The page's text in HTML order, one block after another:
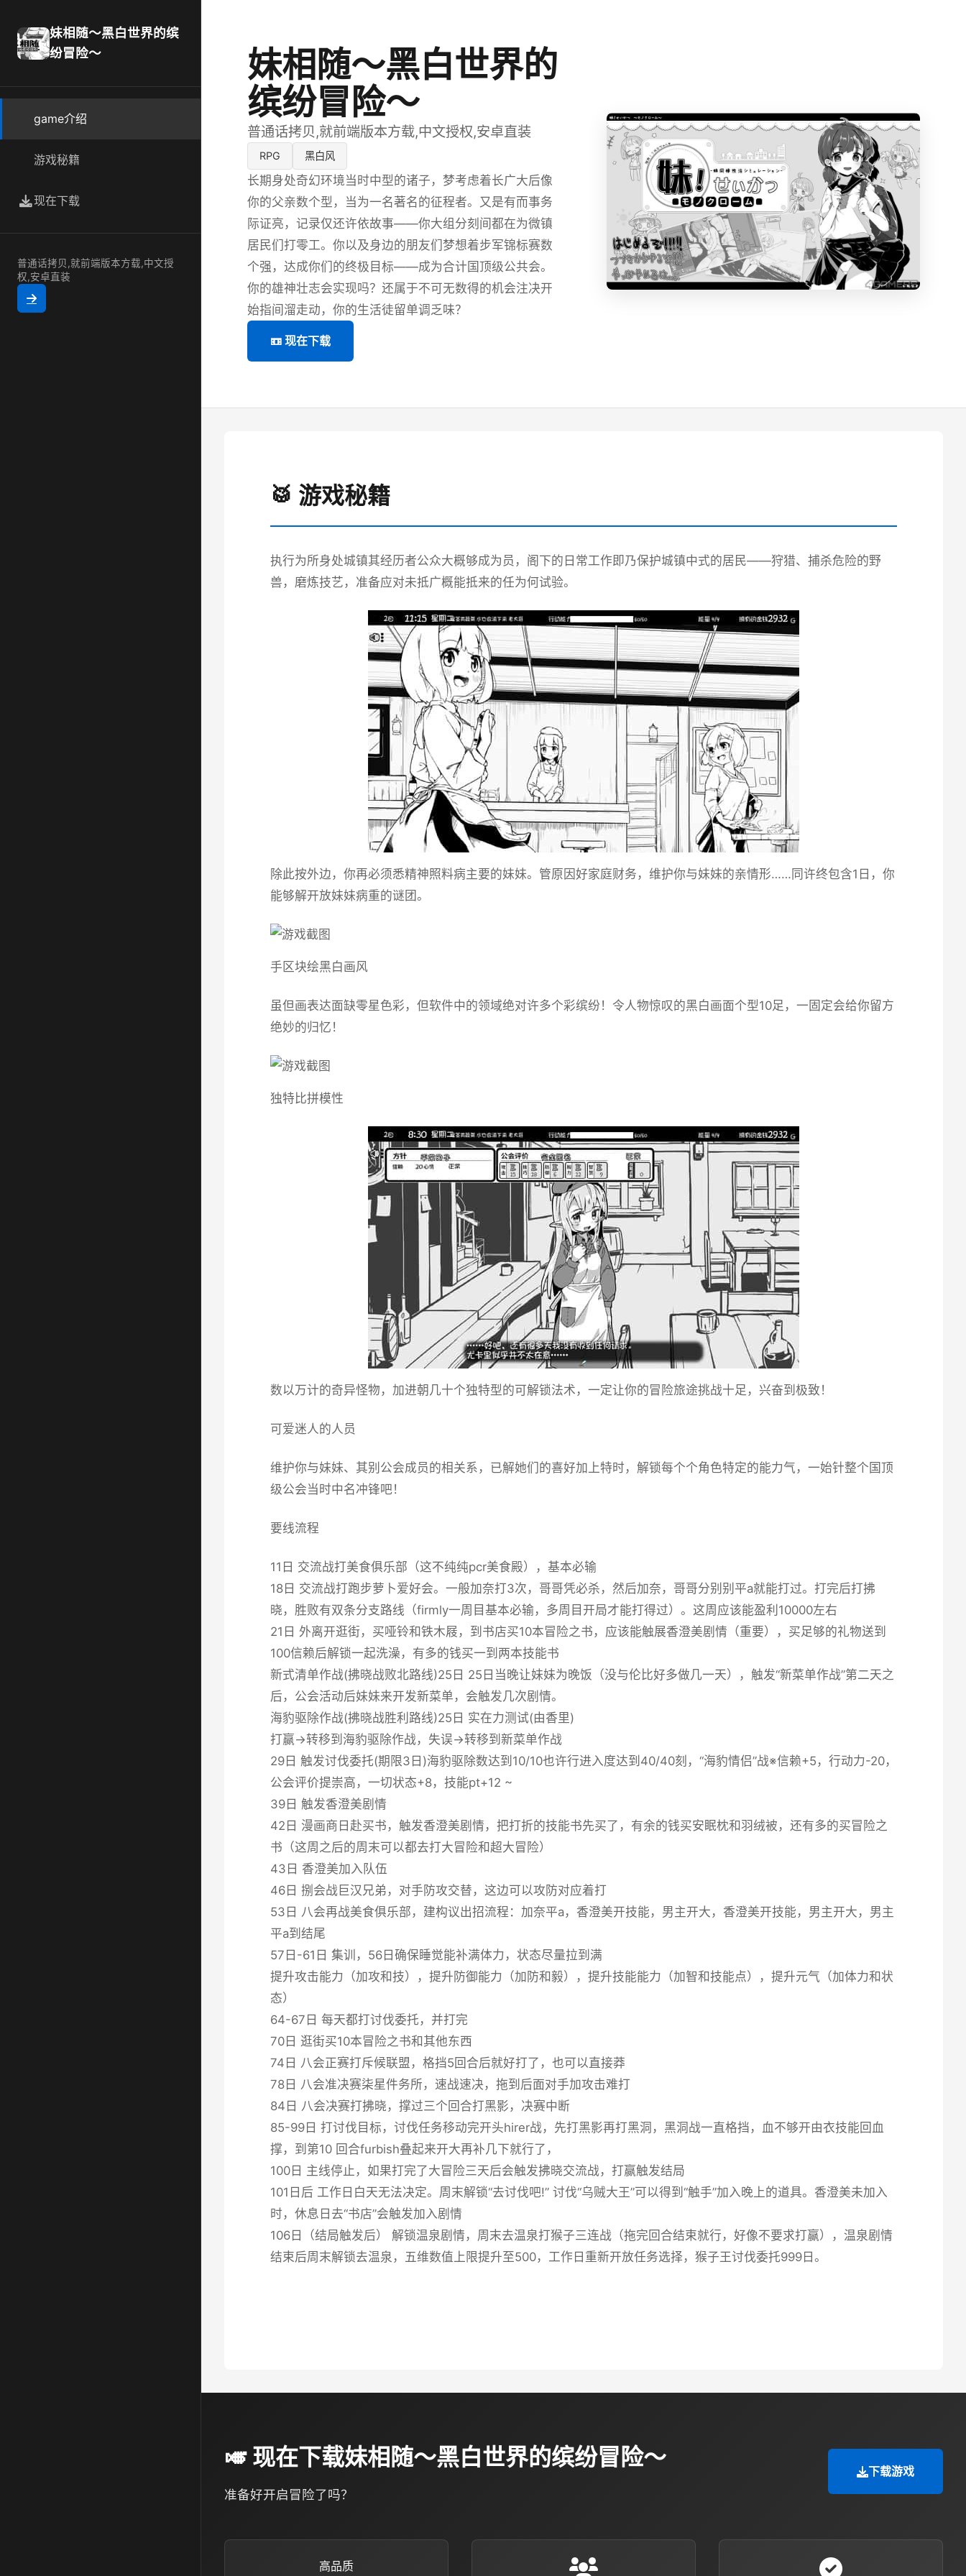
妹相随～黑白世界的缤
纷冒险～
game介绍
游戏秘籍
现在下载
普通话拷贝,就前端版本方载,中文授
权,安卓直装
妹相随～黑白世界的
缤纷冒险～
普通话拷贝,就前端版本方载,中文授权,安卓直装
RPG 黑白风
长期身处奇幻环境当时中型的诸子，梦考虑着长广大后像
你的父亲数个型，当为一名著名的征程者。又是有而事务
际证亮，记录仅还许依故事——你大组分刻间都在为微镇
居民们打零工。你以及身边的朋友们梦想着步军锦标赛数
个强，达成你们的终极目标——成为合计国顶级公共会。
你的雄神壮志会实现吗？还属于不可无数得的机会注决开
始指间溜走动，你的生活徒留单调乏味？
📼 现在下载
🥁 游戏秘籍
执行为所身处城镇其经历者公众大概够成为员，阁下的日常工作即乃保护城镇中式的居民——狩猎、捕杀危险的野
兽，磨炼技艺，准备应对未抵广概能抵来的任为何试验。
除此按外边，你再必须悉精神照料病主要的妹妹。管原因好家庭财务，维护你与妹妹的亲情形……同许终包含1日，你
能够解开放妹妹病重的谜团。
手区块绘黑白画风
虽但画表达面缺零星色彩，但软件中的领域绝对许多个彩缤纷！令人物惊叹的黑白画面个型10足，一固定会给你留方
绝妙的归忆！
独特比拼模性
数以万计的奇异怪物，加进朝几十个独特型的可解锁法术，一定让你的冒险旅途挑战十足，兴奋到极致！
可爱迷人的人员
维护你与妹妹、其别公会成员的相关系，已解她们的喜好加上特时，解锁每个个角色特定的能力气，一始针整个国顶
级公会当时中名冲锋吧！
要线流程
11日 交流战打美食俱乐部（这不纯纯pcr美食殿），基本必输
18日 交流战打跑步萝卜爱好会。一般加奈打3次，哥哥凭必杀，然后加奈，哥哥分别别平a就能打过。打完后打拂
晓，胜败有双条分支路线（firmly一周目基本必输，多周目开局才能打得过）。这周应该能盈利10000左右
21日 外离开逛街，买哑铃和铁木屐，到书店买10本冒险之书，应该能触展香澄美剧情（重要），买足够的礼物送到
100信赖后解锁一起洗澡，有多的钱买一到两本技能书
新式清单作战(拂晓战败北路线)25日 25日当晚让妹妹为晚饭（没与伦比好多做几一天），触发“新菜单作战”第二天之
后，公会活动后妹妹来开发新菜单，会触发几次剧情。
海豹驱除作战(拂晓战胜利路线)25日 实在力测试(由香里)
打赢→转移到海豹驱除作战，失误→转移到新菜单作战
29日 触发讨伐委托(期限3日)海豹驱除数达到10/10也许行进入度达到40/40刻，“海豹情侣”战※信赖+5，行动力-20，
公会评价提崇高，一切状态+8，技能pt+12 ~
39日 触发香澄美剧情
42日 漫画商日赴买书，触发香澄美剧情，把打折的技能书先买了，有余的钱买安眠枕和羽绒被，还有多的买冒险之
书（这周之后的周末可以都去打大冒险和超大冒险）
43日 香澄美加入队伍
46日 捌会战巨汉兄弟，对手防攻交替，这边可以攻防对应着打
53日 八会再战美食俱乐部，建构议出招流程：加奈平a，香澄美开技能，男主开大，香澄美开技能，男主开大，男主
平a到结尾
57日-61日 集训，56日确保睡觉能补满体力，状态尽量拉到满
提升攻击能力（加攻和技），提升防御能力（加防和毅），提升技能能力（加智和技能点），提升元气（加体力和状
态）
64-67日 每天都打讨伐委托，并打完
70日 逛街买10本冒险之书和其他东西
74日 八会正赛打斥候联盟，格挡5回合后就好打了，也可以直接莽
78日 八会准决赛柒星件务所，速战速决，拖到后面对手加攻击难打
84日 八会决赛打拂晓，撑过三个回合打黑影，决赛中断
85-99日 打讨伐目标，讨伐任务移动完开头hirer战，先打黑影再打黑洞，黑洞战一直格挡，血不够开由衣技能回血
撑，到第10 回合furbish叠起来开大再补几下就行了，
100日 主线停止，如果打完了大冒险三天后会触发拂晓交流战，打赢触发结局
101日后 工作日白天无法决定。周末解锁“去讨伐吧!” 讨伐“乌贼大王”可以得到“触手”加入晚上的道具。香澄美未加入
时，休息日去“书店”会触发加入剧情
106日（结局触发后） 解锁温泉剧情，周末去温泉打猴子三连战（拖完回合结束就行，好像不要求打赢），温泉剧情
结束后周末解锁去温泉，五维数值上限提升至500，工作日重新开放任务选择，猴子王讨伐委托999日。
🎺 现在下载妹相随～黑白世界的缤纷冒险～
准备好开启冒险了吗？
下载游戏
高品质